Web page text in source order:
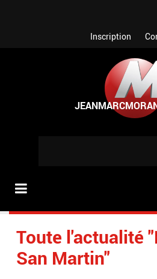
Inscription
Toute l'actualité
San Martin"